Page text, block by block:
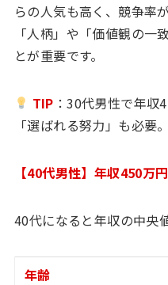
らの人気も高く、競争率
「人柄」や「価値観の一
とが重要です。
TIP ：30代男性で年収
「選ばれる努力」も必要。
【40代男性】年収450万
40代になると年収の中央
年齢